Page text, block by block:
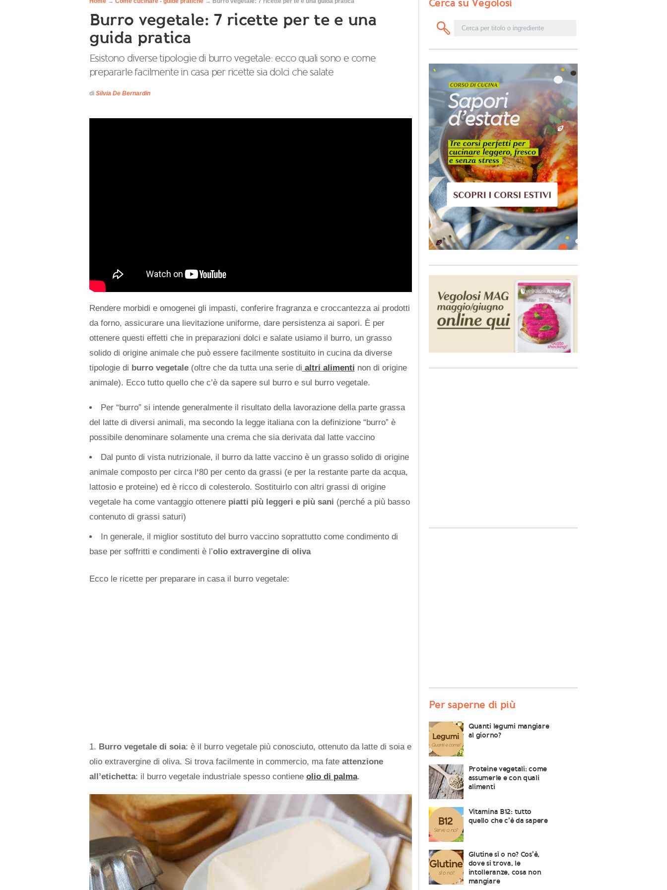
Burro vegetale: 7 ricette per te e una
guida pratica
Esistono diverse tipologie di burro vegetale: ecco quali sono e come
prepararle facilmente in casa per ricette sia dolci che salate
di Silvia De Bernardin
Rendere morbidi e omogenei gli impasti, conferire fragranza e croccantezza ai prodotti
da forno, assicurare una lievitazione uniforme, dare persistenza ai sapori. È per
ottenere questi effetti che in preparazioni dolci e salate usiamo il burro, un grasso
solido di origine animale che può essere facilmente sostituito in cucina da diverse
tipologie di burro vegetale(oltre che da tutta una serie di altri alimenti non di origine
animale). Ecco tutto quello che c’è da sapere sul burro e sul burro vegetale.
Per “burro” si intende generalmente il risultato della lavorazione della parte grassa
del latte di diversi animali, ma secondo la legge italiana con la definizione “burro” è
possibile denominare solamente una crema che sia derivata dal latte vaccino
Dal punto di vista nutrizionale, il burro da latte vaccino è un grasso solido di origine
animale composto per circa l‘80 per cento da grassi (e per la restante parte da acqua,
lattosio e proteine) ed è ricco di colesterolo. Sostituirlo con altri grassi di origine
vegetale ha come vantaggio ottenere piatti più leggeri e più sani (perché a più basso
contenuto di grassi saturi)
In generale, il miglior sostituto del burro vaccino soprattutto come condimento di
base per soffritti e condimenti è l’olio extravergine di oliva
Ecco le ricette per preparare in casa il burro vegetale:
1. Burro vegetale di soia: è il burro vegetale più conosciuto, ottenuto da latte di soia e
olio extravergine di oliva. Si trova facilmente in commercio, ma fate attenzione
all’etichetta: il burro vegetale industriale spesso contiene olio di palma.
Cerca su Vegolosi
Per saperne di più
Quanti legumi mangiare
al giorno?
Proteine vegetali: come
assumerle e con quali
alimenti
Vitamina B12: tutto
quello che c’è da sapere
Glutine sì o no? Cos’è,
dove si trova, le
intolleranze, cosa non
mangiare